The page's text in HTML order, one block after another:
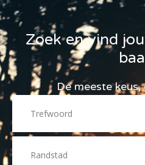
Zoek en vind
De meeste